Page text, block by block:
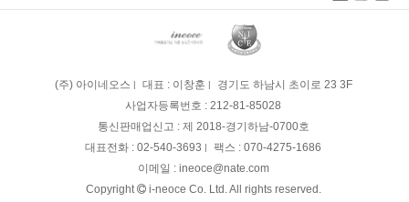
(주) 아이네오스 대표 : 이창훈
경기도 하남시 초이로 23 3F
사업자등록번호 : 212-81-85028
통신판매업신고 : 제 2018-경기하남-0700호
대표전화 : 02-540-3693 팩스 : 070-4275-1686
이메일 : ineoce@nate.com
Copyright
i-neoce Co. Ltd. All rights reserved.